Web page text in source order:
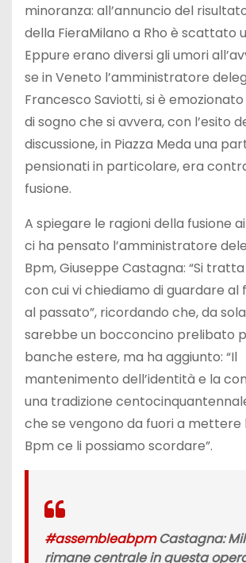
minoranza: all’annuncio del
della FieraMilano a Rho è scattato
Eppure erano diversi gli umori
se in Veneto l’amministratore
Francesco Saviotti, si è
di sogno che si avvera, con l’esito
discussione, in Piazza Meda una
pensionati in particolare, era
fusione.
A spiegare le ragioni della fusione
ci ha pensato l’amministratore
Bpm, Giuseppe Castagna: “Si
con cui vi chiediamo di guardare al
al passato”, ricordando che, da
sarebbe un bocconcino prelibato
banche estere, ma ha aggiunto: “Il
mantenimento dell’identità e la
una tradizione
che se vengono da fuori a mettere
Bpm ce li possiamo scordare”.
#assembleabpmCastagna:
rimane centrale in questa